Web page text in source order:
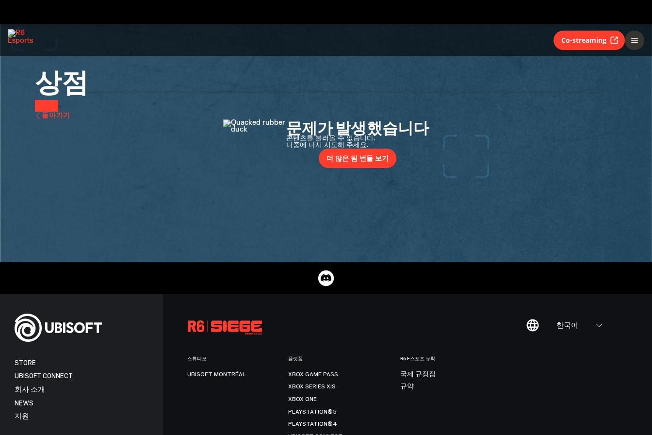
Co-streaming
상점
돌아가기
문제가 발생했습니다
콘텐츠를 불러올 수 없습니다.
나중에 다시 시도해 주세요.
더 많은 팀 번들 보기
한국어
STORE
UBISOFT CONNECT
회사 소개
NEWS
지원
스튜디오
UBISOFT MONTRÉAL
플랫폼
XBOX GAME PASS
XBOX SERIES X|S
XBOX ONE
PLAYSTATION®5
PLAYSTATION®4
R6 E스포츠 규칙
국제 규정집
규약